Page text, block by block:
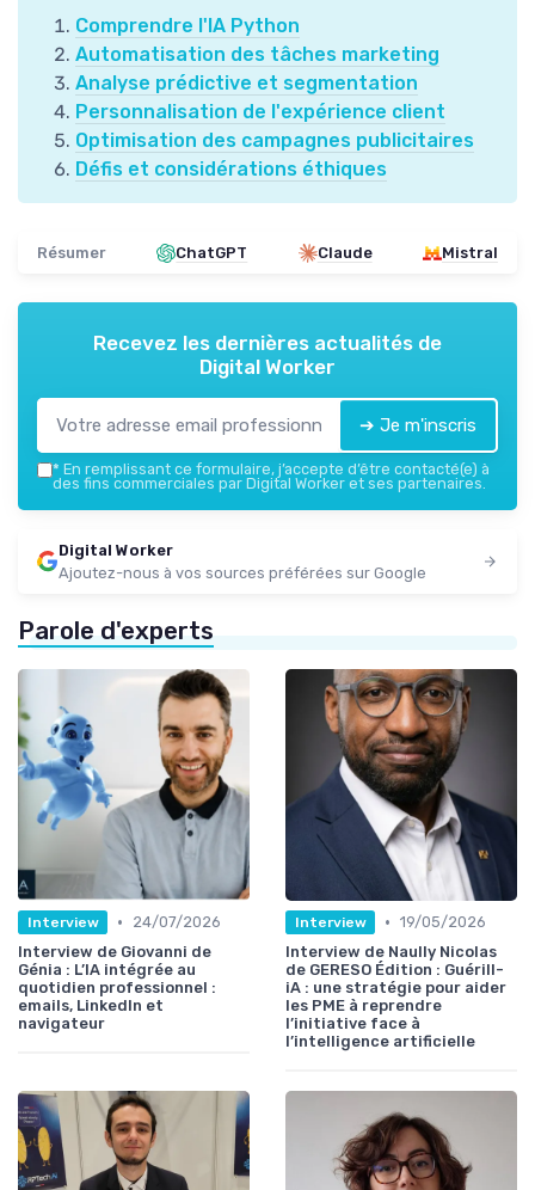
Comprendre l'IA Python
Automatisation des tâches marketing
Analyse prédictive et segmentation
Personnalisation de l'expérience client
Optimisation des campagnes publicitaires
Défis et considérations éthiques
Résumer ChatGPT Claude Mistral
Recevez les dernières actualités de
Digital Worker
➔ Je m'inscris
* En remplissant ce formulaire, j’accepte d’être contacté(e) à
des fins commerciales par Digital Worker et ses partenaires.
Digital Worker
Ajoutez-nous à vos sources préférées sur Google
Parole d'experts
Interview •
24/07/2026
Interview de Giovanni de
Génia : L’IA intégrée au
quotidien professionnel :
emails, LinkedIn et
navigateur
Interview • 19/05/2026
Interview de Naully Nicolas
de GERESO Édition : Guérill-
iA : une stratégie pour aider
les PME à reprendre
l’initiative face à
l’intelligence artificielle